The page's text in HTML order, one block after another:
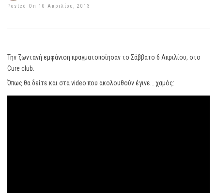
Posted On 10 Απριλίου, 2013
Την ζωντανή εμφάνιση πραγματοποίησαν το Σάββατο 6 Απριλίου, στο
Cure club.
Όπως θα δείτε και στα video που ακολουθούν έγινε… χαμός: